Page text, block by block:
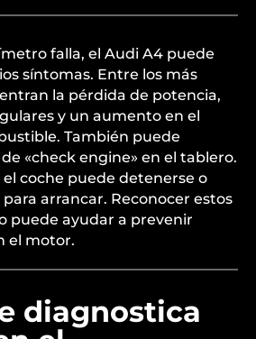
falla, el Audi A4 puede
síntomas. Entre los más
la pérdida de potencia,
y un aumento en el
También puede
«check engine» en el tablero.
el coche puede detenerse o
arrancar. Reconocer estos
puede ayudar a prevenir
el motor.
diagnostica